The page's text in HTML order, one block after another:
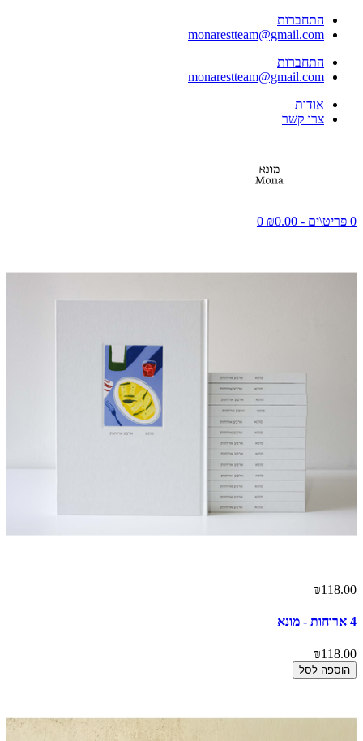
התחברות
monarestteam@gmail.com
התחברות
monarestteam@gmail.com
אודות
צרו קשר
0 פריט\ים - ₪0.00 0
₪118.00
4 ארוחות - מונא
₪118.00
הוספה לסל